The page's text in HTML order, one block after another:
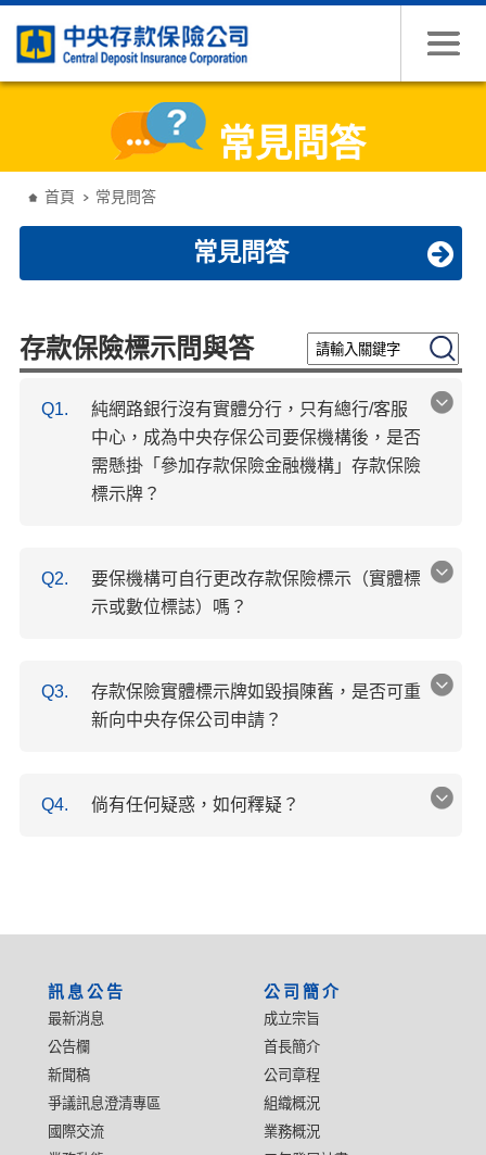
常見問答
首頁 常見問答
常見問答
存款保險標示問與答 請輸入關鍵字 搜尋
Q1.
純網路銀行沒有實體分行，只有總行/客服
中心，成為中央存保公司要保機構後，是否
需懸掛「參加存款保險金融機構」存款保險
標示牌？
Q2.
要保機構可自行更改存款保險標示（實體標
示或數位標誌）嗎？
Q3.
存款保險實體標示牌如毀損陳舊，是否可重
新向中央存保公司申請？
Q4. 倘有任何疑惑，如何釋疑？
訊息公告
最新消息
公告欄
新聞稿
爭議訊息澄清專區
國際交流
公司簡介
成立宗旨
首長簡介
公司章程
組織概況
業務概況